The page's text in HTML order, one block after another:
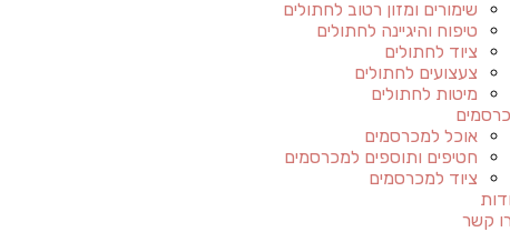
שימורים ומזון רטוב לחתולים
טיפוח והיגיינה לחתולים
ציוד לחתולים
צעצועים לחתולים
מיטות לחתולים
אוכל למכרסמים
חטיפים ותוספים למכרסמים
ציוד למכרסמים
קשר